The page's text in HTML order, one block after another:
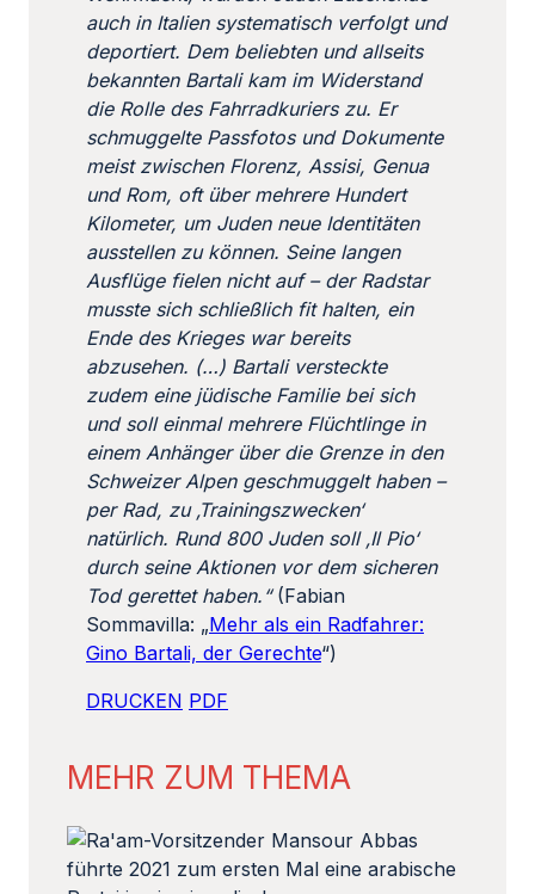
auch in Italien systematisch verfolgt und
deportiert. Dem beliebten und allseits
bekannten Bartali kam im Widerstand
die Rolle des Fahrradkuriers zu. Er
schmuggelte Passfotos und Dokumente
meist zwischen Florenz, Assisi, Genua
und Rom, oft über mehrere Hundert
Kilometer, um Juden neue Identitäten
ausstellen zu können. Seine langen
Ausflüge fielen nicht auf – der Radstar
musste sich schließlich fit halten, ein
Ende des Krieges war bereits
abzusehen. (…) Bartali versteckte
zudem eine jüdische Familie bei sich
und soll einmal mehrere Flüchtlinge in
einem Anhänger über die Grenze in den
Schweizer Alpen geschmuggelt haben –
per Rad, zu ‚Trainingszwecken‘
natürlich. Rund 800 Juden soll ‚Il Pio‘
durch seine Aktionen vor dem sicheren
Tod gerettet haben.“(Fabian
Sommavilla: „Mehr als ein Radfahrer:
Gino Bartali, der Gerechte“)
DRUCKEN PDF
MEHR ZUM THEMA